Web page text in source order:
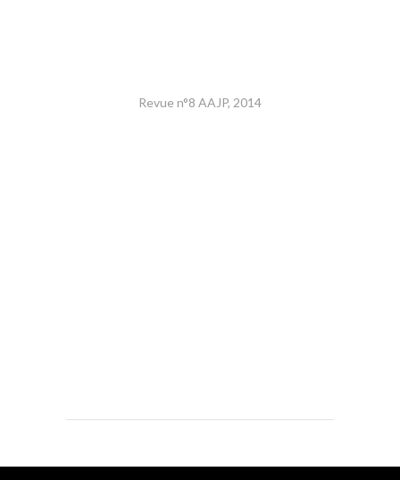
Revue n°8 AAJP, 2014